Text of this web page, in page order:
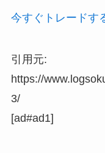
今すぐトレードす
引用元:
https://
3/
[ad#ad1]